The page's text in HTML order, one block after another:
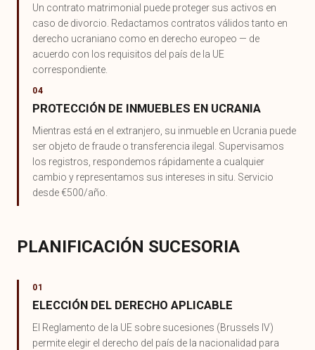
Un contrato matrimonial puede proteger sus activos en
caso de divorcio. Redactamos contratos válidos tanto en
derecho ucraniano como en derecho europeo — de
acuerdo con los requisitos del país de la UE
correspondiente.
04
PROTECCIÓN DE INMUEBLES EN UCRANIA
Mientras está en el extranjero, su inmueble en Ucrania puede
ser objeto de fraude o transferencia ilegal. Supervisamos
los registros, respondemos rápidamente a cualquier
cambio y representamos sus intereses in situ. Servicio
desde €500/año.
PLANIFICACIÓN SUCESORIA
01
ELECCIÓN DEL DERECHO APLICABLE
El Reglamento de la UE sobre sucesiones (Brussels IV)
permite elegir el derecho del país de la nacionalidad para